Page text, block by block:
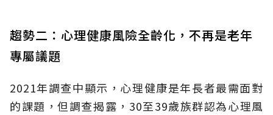
趨勢二：心理健康風險全齡化，不再是老年
專屬議題
2021年調查中顯示，心理健康是年長者最需面對
的課題，但調查揭露，30至39歲族群認為心理風